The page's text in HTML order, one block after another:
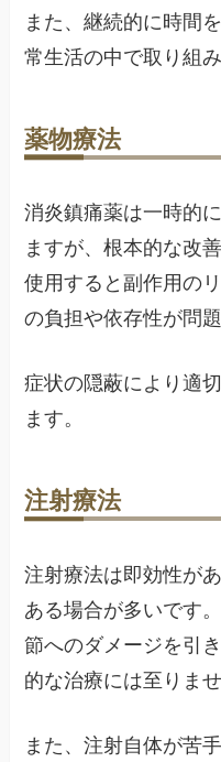
また、継続的に時間
常生活の中で取り組
薬物療法
消炎鎮痛薬は一時的
ますが、根本的な改
使用すると副作用の
の負担や依存性が問
症状の隠蔽により適
ます。
注射療法
注射療法は即効性が
ある場合が多いです
節へのダメージを引
的な治療には至りませ
また、注射自体が苦